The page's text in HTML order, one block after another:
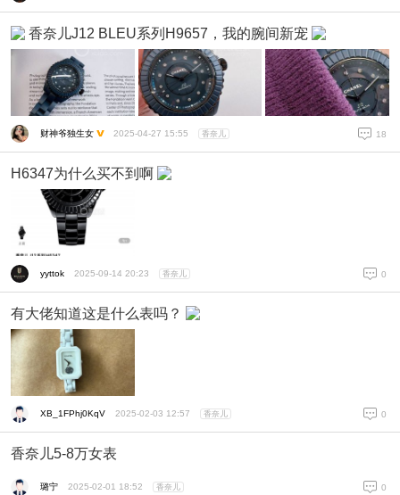
香奈儿J12 BLEU系列H9657，我的腕间新宠
财神爷独生女 2025-04-27 15:55 香奈儿 18
H6347为什么买不到啊
yyttok 2025-09-14 20:23 香奈儿 0
有大佬知道这是什么表吗？
XB_1FPhj0KqV 2025-02-03 12:57 香奈儿 0
香奈儿5-8万女表
璐宁 2025-02-01 18:52 香奈儿 0